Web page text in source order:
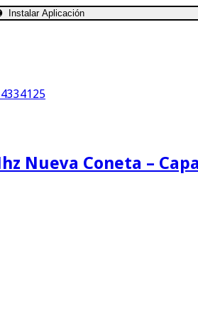
Instalar Aplicación
Nueva Coneta –